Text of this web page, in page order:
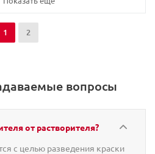
1 2
вопросы
от растворителя?
с целью разведения краски